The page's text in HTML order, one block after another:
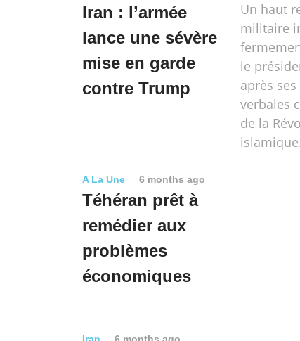
Iran : l’armée
lance une sévère
mise en garde
contre Trump
Un haut
militaire
le
après
verbales
de la
A La Une 6 months ago
Téhéran prêt à
remédier aux
problèmes
économiques